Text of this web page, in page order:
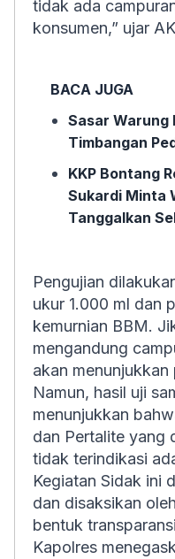
tidak ada
konsumen,” ujar
BACA JUGA
Sasar Warung
Timbangan
KKP Bontang
Sukardi Minta
Tanggalkan
Pengujian
ukur 1.000 ml dan
kemurnian BBM.
mengandung
akan
Namun, hasil uji
menunjukkan
dan Pertalite yang
tidak terindikasi
Kegiatan Sidak ini
dan disaksikan
bentuk
Kapolres